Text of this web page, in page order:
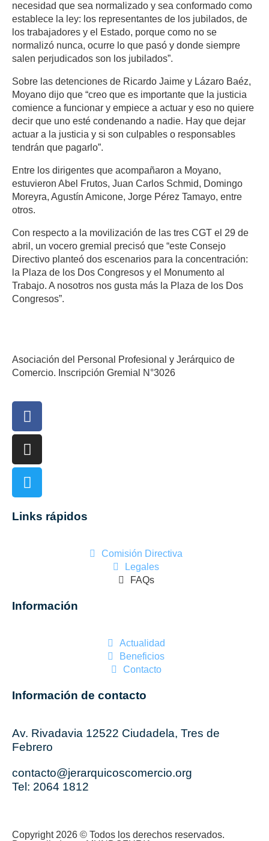
necesidad que sea normalizado y sea conformado como
establece la ley: los representantes de los jubilados, de
los trabajadores y el Estado, porque como no se
normalizó nunca, ocurre lo que pasó y donde siempre
salen perjudicados son los jubilados”.
Sobre las detenciones de Ricardo Jaime y Lázaro Baéz,
Moyano dijo que “creo que es importante que la justicia
comience a funcionar y empiece a actuar y eso no quiere
decir que uno esté condenando a nadie. Hay que dejar
actuar a la justicia y si son culpables o responsables
tendrán que pagarlo”.
Entre los dirigentes que acompañaron a Moyano,
estuvieron Abel Frutos, Juan Carlos Schmid, Domingo
Moreyra, Agustín Amicone, Jorge Pérez Tamayo, entre
otros.
Con respecto a la movilización de las tres CGT el 29 de
abril, un vocero gremial precisó que “este Consejo
Directivo planteó dos escenarios para la concentración:
la Plaza de los Dos Congresos y el Monumento al
Trabajo. A nosotros nos gusta más la Plaza de los Dos
Congresos”.
Asociación del Personal Profesional y Jerárquico de
Comercio. Inscripción Gremial N°3026
Links rápidos
Comisión Directiva
Legales
FAQs
Información
Actualidad
Beneficios
Contacto
Información de contacto
Av. Rivadavia 12522 Ciudadela, Tres de
Febrero
contacto@jerarquicoscomercio.org
Tel: 2064 1812
Copyright 2026 © Todos los derechos reservados.